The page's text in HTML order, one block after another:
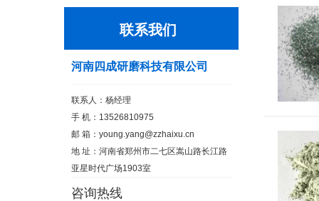
联系我们
河南四成研磨科技有限公司
联系人：杨经理
手 机：13526810975
邮 箱： young.yang@zzhaixu.cn
地 址：河南省郑州市二七区嵩山路长江路
亚星时代广场1903室
咨询热线